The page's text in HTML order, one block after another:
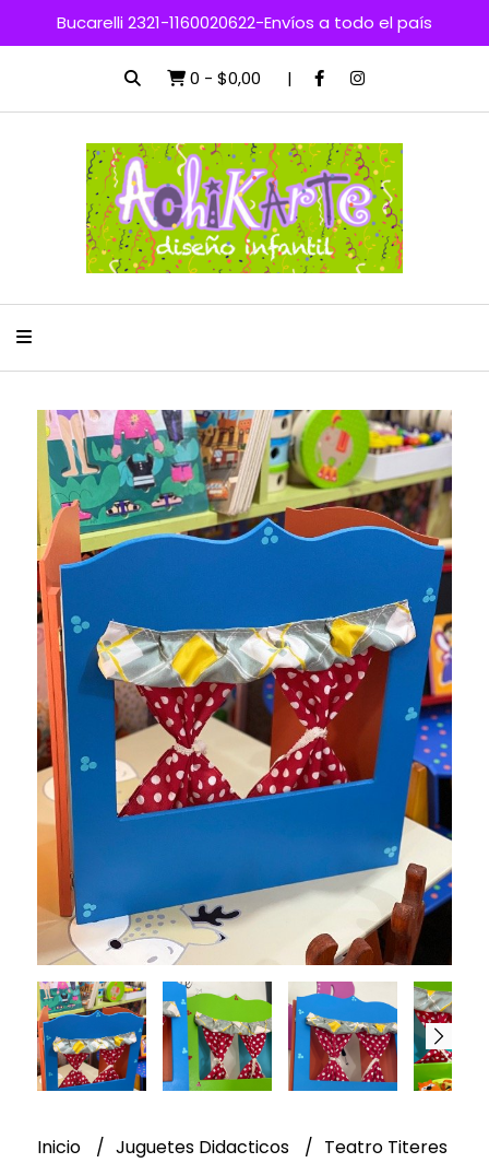
Bucarelli 2321-1160020622-Envíos a todo el país
0 - $0,00
Inicio Juguetes Didacticos Teatro Titeres